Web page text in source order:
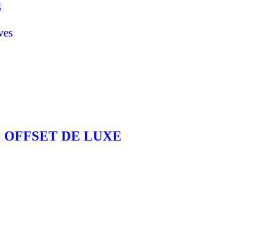
DE LUXE